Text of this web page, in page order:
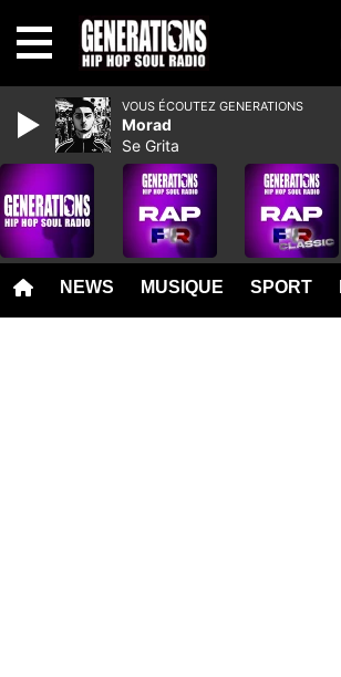
NEWS MUSIQUE SPORT
VOUS ÉCOUTEZ GENERATIONS
Morad
Se Grita